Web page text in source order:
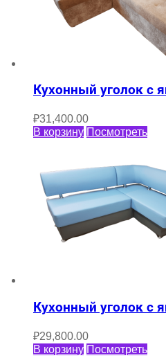
Кухонный уголок с
₽31,400.00
В корзину Посмотреть
Кухонный уголок с
₽29,800.00
В корзину Посмотреть